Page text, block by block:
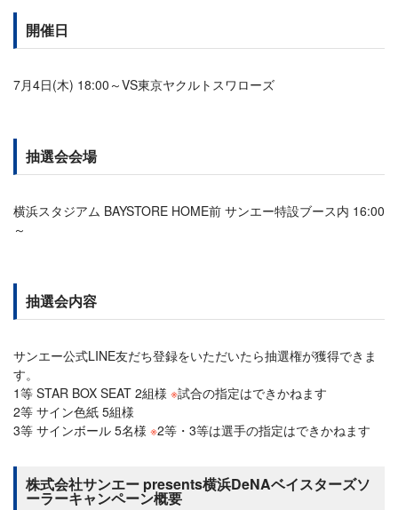
開催日
7月4日(木) 18:00～VS東京ヤクルトスワローズ
抽選会会場
横浜スタジアム BAYSTORE HOME前 サンエー特設ブース内 16:00
～
抽選会内容
サンエー公式LINE友だち登録をいただいたら抽選権が獲得できま
す。
1等 STAR BOX SEAT 2組様 ※試合の指定はできかねます
2等 サイン色紙 5組様
3等 サインボール 5名様 ※2等・3等は選手の指定はできかねます
株式会社サンエー presents横浜DeNAベイスターズソ
ーラーキャンペーン概要